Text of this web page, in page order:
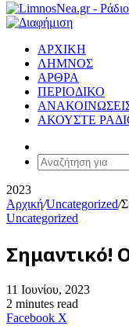
ΑΡΧΙΚΗ
ΛΗΜΝΟΣ
ΑΡΘΡΑ
ΠΕΡΙΟΔΙΚΟ
ΑΚΟΥΣΤΕ
Article
2023
Αρχική/Uncategorized/
Uncategorized
Σημαντικό!
11 Ιουνίου, 2023
2 minutes read
Facebook X